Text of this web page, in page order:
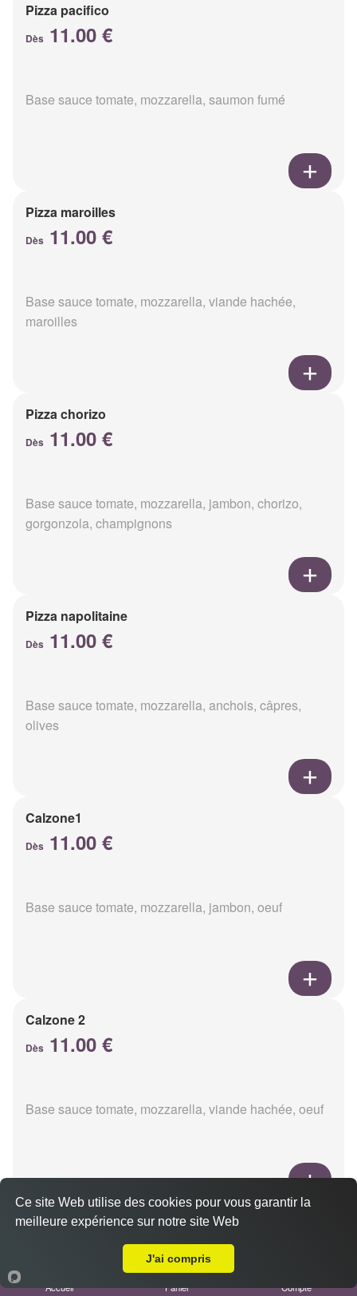
Pizza pacifico
Dès 11.00 €
Base sauce tomate, mozzarella, saumon fumé
Pizza maroilles
Dès 11.00 €
Base sauce tomate, mozzarella, viande hachée,
maroilles
Pizza chorizo
Dès 11.00 €
Base sauce tomate, mozzarella, jambon, chorizo,
gorgonzola, champignons
Pizza napolitaine
Dès 11.00 €
Base sauce tomate, mozzarella, anchois, câpres,
olives
Calzone1
Dès 11.00 €
Base sauce tomate, mozzarella, jambon, oeuf
Calzone 2
Dès 11.00 €
Base sauce tomate, mozzarella, viande hachée, oeuf
Calzon 3
Accueil Panier Compte
Ce site Web utilise des cookies pour vous garantir la
meilleure expérience sur notre site Web
J'ai compris